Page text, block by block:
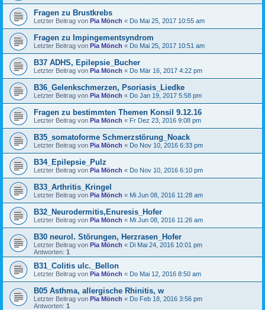
Fragen zu Brustkrebs
Letzter Beitrag von Pia Mönch « Do Mai 25, 2017 10:55 am
Fragen zu Impingementsyndrom
Letzter Beitrag von Pia Mönch « Do Mai 25, 2017 10:51 am
B37 ADHS, Epilepsie_Bucher
Letzter Beitrag von Pia Mönch « Do Mär 16, 2017 4:22 pm
B36_Gelenkschmerzen, Psoriasis_Liedke
Letzter Beitrag von Pia Mönch « Do Jan 19, 2017 5:58 pm
Fragen zu bestimmten Themen Konsil 9.12.16
Letzter Beitrag von Pia Mönch « Fr Dez 23, 2016 9:08 pm
B35_somatoforme Schmerzstörung_Noack
Letzter Beitrag von Pia Mönch « Do Nov 10, 2016 6:33 pm
B34_Epilepsie_Pulz
Letzter Beitrag von Pia Mönch « Do Nov 10, 2016 6:10 pm
B33_Arthritis_Kringel
Letzter Beitrag von Pia Mönch « Mi Jun 08, 2016 11:28 am
B32_Neurodermitis,Enuresis_Hofer
Letzter Beitrag von Pia Mönch « Mi Jun 08, 2016 11:26 am
B30 neurol. Störungen, Herzrasen_Hofer
Letzter Beitrag von Pia Mönch « Di Mai 24, 2016 10:01 pm
Antworten: 1
B31_Colitis ulc._Bellon
Letzter Beitrag von Pia Mönch « Do Mai 12, 2016 8:50 am
B05 Asthma, allergische Rhinitis, w
Letzter Beitrag von Pia Mönch « Do Feb 18, 2016 3:56 pm
Antworten: 1